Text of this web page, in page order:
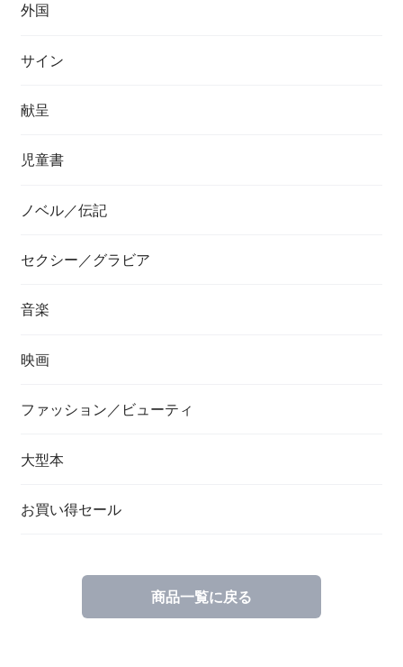
外国
サイン
献呈
児童書
ノベル／伝記
セクシー／グラビア
音楽
映画
ファッション／ビューティ
大型本
お買い得セール
商品一覧に戻る